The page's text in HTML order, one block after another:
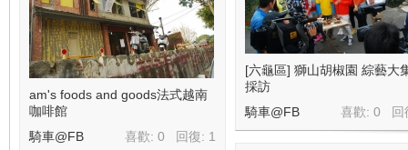
[六龜區] 獅山胡椒園 綜藝大
採訪
喜歡: 0 回
騎車@FB
am's foods and goods法式越南
咖啡館
喜歡: 0 回復: 1
騎車@FB